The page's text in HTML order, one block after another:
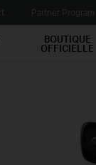
BOUTIQUE
OFFICIELLE